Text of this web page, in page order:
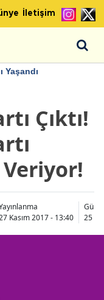
İletişim
Yaşandı
Çıktı!
Kasım 2017 - 13:40
25